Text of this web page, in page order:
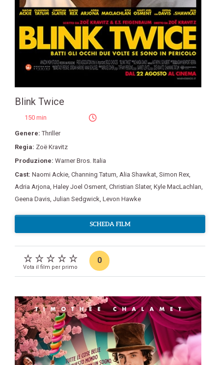
Blink Twice
150 min
Genere:Thriller
Regia: Zoë Kravitz
Produzione: Warner Bros. Italia
Cast: Naomi Ackie, Channing Tatum, Alia Shawkat, Simon Rex,
Adria Arjona, Haley Joel Osment, Christian Slater, Kyle MacLachlan,
Geena Davis, Julian Sedgwick, Levon Hawke
SCHEDA FILM
Vota il film per primo
0